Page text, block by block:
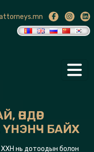
ӨНДӨР
БАЙХ
нь дотоодын болон